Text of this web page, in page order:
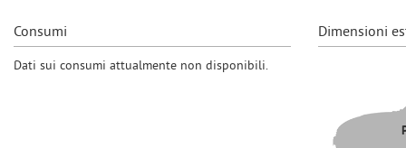
Consumi
Dati sui consumi attualmente non disponibili.
Dimensioni
scelte
in
qualsiasi